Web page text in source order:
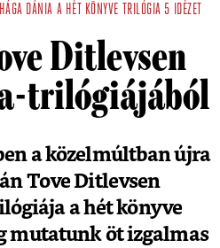
DÁNIA A HÉT KÖNYVE TRILÓGIA 5 IDÉZET
Ditlevsen
trilógiájából
a közelmúltban újra
Tove Ditlevsen
a hét könyve
mutatunk öt izgalmas